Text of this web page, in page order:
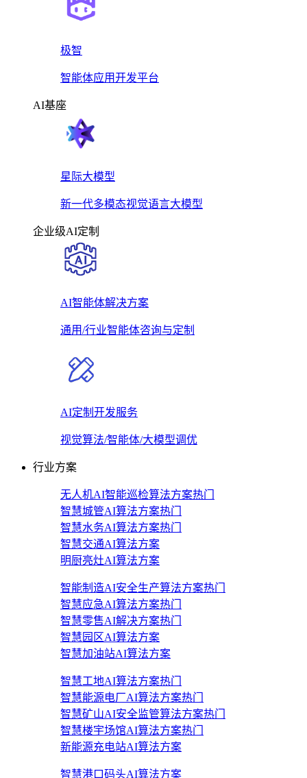
极智
智能体应用开发平台
AI基座
星际大模型
新一代多模态视觉语言大模型
企业级AI定制
AI智能体解决方案
通用/行业智能体咨询与定制
AI定制开发服务
视觉算法/智能体/大模型调优
行业方案
无人机AI智能巡检算法方案热门
智慧城管AI算法方案热门
智慧水务AI算法方案热门
智慧交通AI算法方案
明厨亮灶AI算法方案
智能制造AI安全生产算法方案热门
智慧应急AI算法方案热门
智慧零售AI解决方案热门
智慧园区AI算法方案
智慧加油站AI算法方案
智慧工地AI算法方案热门
智慧能源电厂AI算法方案热门
智慧矿山AI安全监管算法方案热门
智慧楼宇场馆AI算法方案热门
新能源充电站AI算法方案
智慧港口码头AI算法方案